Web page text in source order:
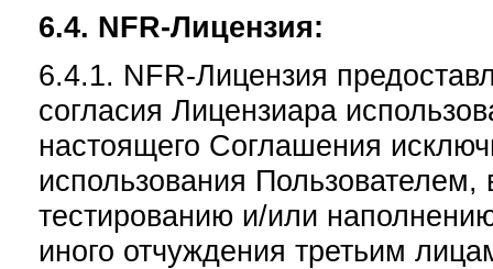
6.4. NFR-Лицензия:
6.4.1. NFR-Лицензия
согласия Лицензиара
настоящего Соглашения
использования
тестированию и/или
иного отчуждения третьим